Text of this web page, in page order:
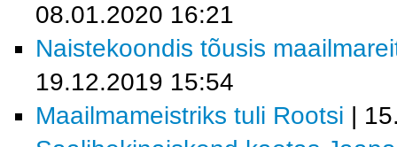
08.01.2020 16:21
Naistekoondis tõusis
19.12.2019 15:54
Maailmameistriks tuli Rootsi |